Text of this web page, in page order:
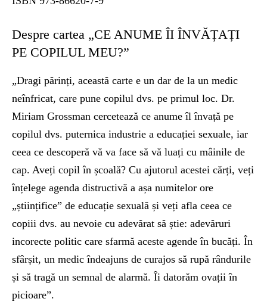
Despre cartea „CE ANUME ÎI ÎNVĂȚAȚI
PE COPILUL MEU?”
„Dragi părinți, această carte e un dar de la un medic
neînfricat, care pune copilul dvs. pe primul loc. Dr.
Miriam Grossman cercetează ce anume îl învață pe
copilul dvs. puternica industrie a educației sexuale, iar
ceea ce descoperă vă va face să vă luați cu mâinile de
cap. Aveți copil în școală? Cu ajutorul acestei cărți, veți
înțelege agenda distructivă a așa numitelor ore
„științifice” de educație sexuală și veți afla ceea ce
copiii dvs. au nevoie cu adevărat să știe: adevăruri
incorecte politic care sfarmă aceste agende în bucăți. În
sfârșit, un medic îndeajuns de curajos să rupă rândurile
și să tragă un semnal de alarmă. Îi datorăm ovații în
picioare”.